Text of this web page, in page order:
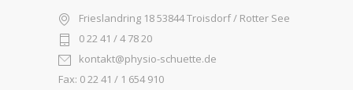
Frieslandring 18 53844 Troisdorf / Rotter See
0 22 41 / 4 78 20
kontakt@physio-schuette.de
Fax: 0 22 41 / 1 654 910